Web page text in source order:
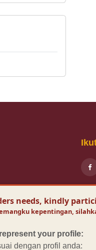
needs, kindly
kepentingan,
your profile:
dengan profil anda: